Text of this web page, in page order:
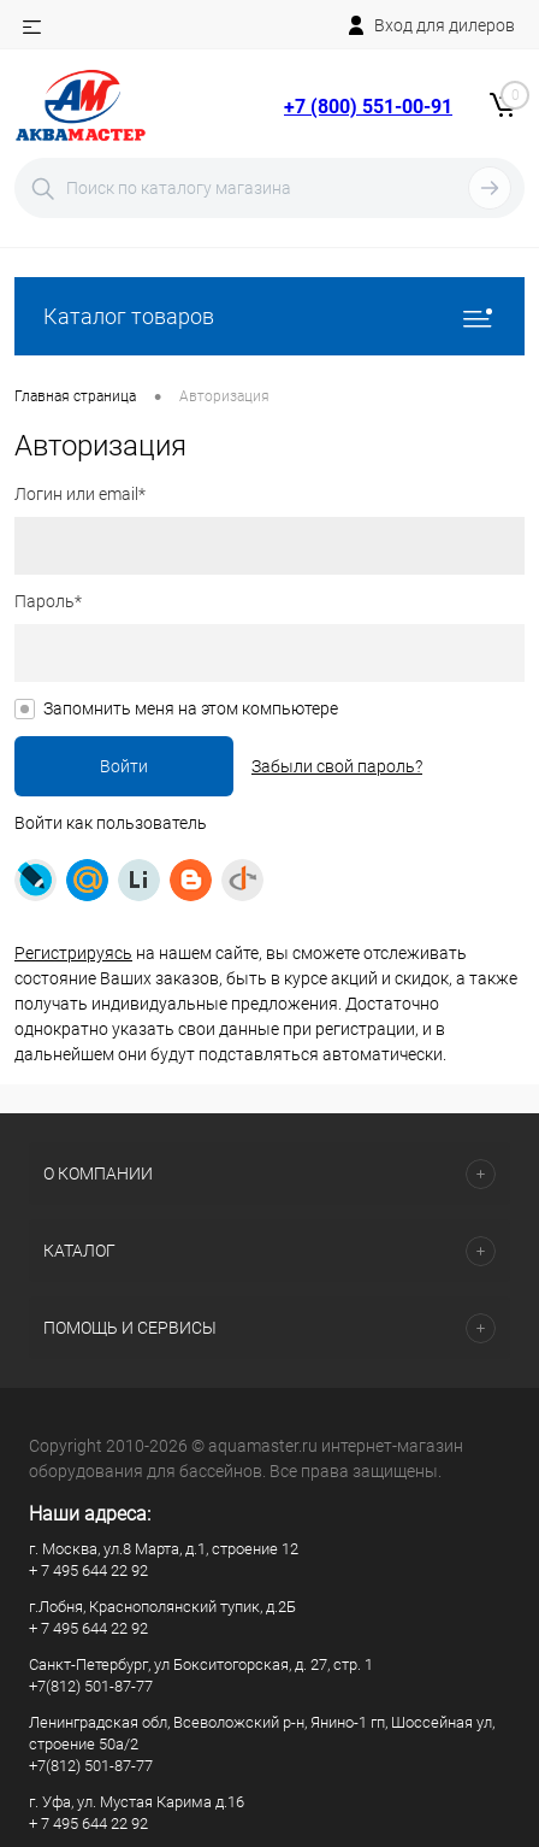
Вход для дилеров
+7 (800) 551-00-91 0
Каталог товаров
Главная страница • Авторизация
Авторизация
Логин или email*
Пароль*
Запомнить меня на этом компьютере
Забыли свой пароль?
Войти как пользователь
Регистрируясь на нашем сайте, вы сможете отслеживать
состояние Ваших заказов, быть в курсе акций и скидок, а также
получать индивидуальные предложения. Достаточно
однократно указать свои данные при регистрации, и в
дальнейшем они будут подставляться автоматически.
О КОМПАНИИ
КАТАЛОГ
ПОМОЩЬ И СЕРВИСЫ
Copyright 2010-2026 © aquamaster.ru интернет-магазин
оборудования для бассейнов. Все права защищены.
Наши адреса:
г. Москва, ул.8 Марта, д.1, строение 12
+ 7 495 644 22 92
г.Лобня, Краснополянский тупик, д.2Б
+ 7 495 644 22 92
Санкт-Петербург, ул Бокситогорская, д. 27, стр. 1
+7(812) 501-87-77
Ленинградская обл, Всеволожский р-н, Янино-1 гп, Шоссейная ул,
строение 50а/2
+7(812) 501-87-77
г. Уфа, ул. Мустая Карима д.16
+ 7 495 644 22 92